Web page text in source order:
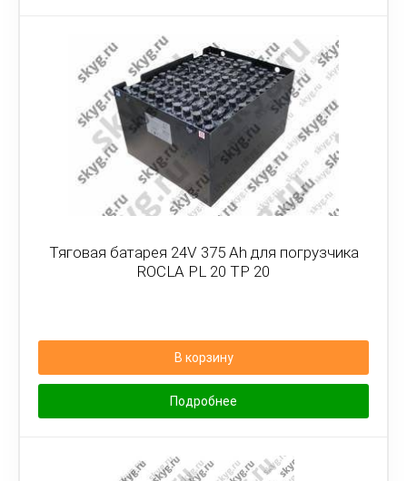
Тяговая батарея 24V 375 Ah для погрузчика
ROCLA PL 20 TP 20
В корзину
Подробнее